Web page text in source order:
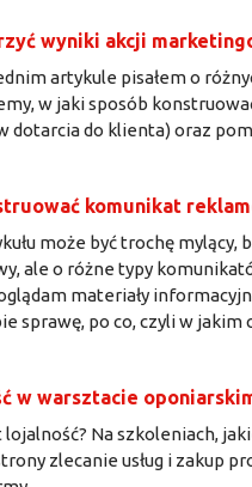
wyniki akcji
artykule pisałem o
w jaki sposób
dotarcia do klienta) oraz
komunikat
może być trochę
ale o różne typy
materiały
sprawę, po co, czyli w jakim
w warsztacie
lojalność? Na szkoleniach,
zlecanie usług i zakup